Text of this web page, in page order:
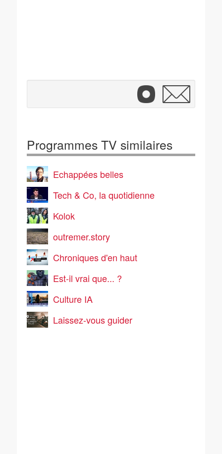
Programmes TV similaires
Echappées belles
Tech & Co, la quotidienne
Kolok
outremer.story
Chroniques d'en haut
Est-il vrai que... ?
Culture IA
Laissez-vous guider